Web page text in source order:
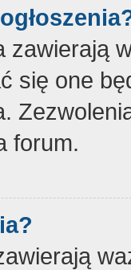
zawierają
się one
forum.